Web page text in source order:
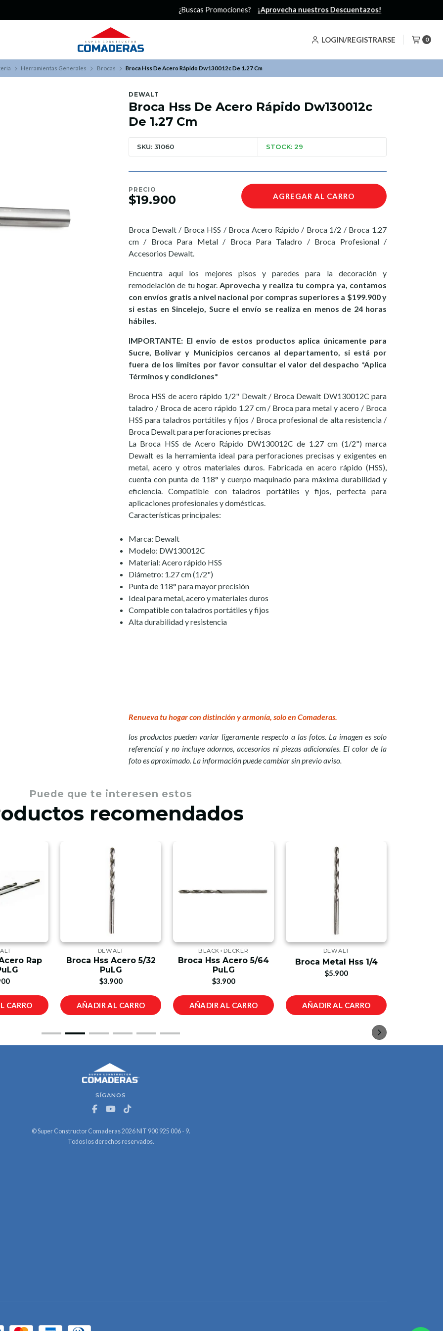
LOGIN/REGISTRARSE 0
¡Aprovecha nuestros Descuentazos!
Herramientas Generales Brocas Broca Hss De Acero Rápido Dw130012c De 1.27 Cm
DEWALT
Broca Hss De Acero Rápido Dw130012c
De 1.27 Cm
SKU: 31060 STOCK: 29
PRECIO
$19.900 AGREGAR AL CARRO
Broca Dewalt / Broca HSS / Broca Acero Rápido / Broca 1/2 / Broca 1.27
cm / Broca Para Metal / Broca Para Taladro / Broca Profesional /
Accesorios Dewalt.
Encuentra aquí los mejores pisos y paredes para la decoración y
remodelación de tu hogar.Aprovecha y realiza tu compra ya, contamos
con envíos gratis a nivel nacional por compras superiores a $199.900 y
si estas en Sincelejo, Sucre el envío se realiza en menos de 24 horas
hábiles.
IMPORTANTE: El envío de estos productos aplica únicamente para
Sucre, Bolívar y Municipios cercanos al departamento, si está por
fuera de los limites por favor consultar el valor del despacho *Aplica
Términos y condiciones*
Broca HSS de acero rápido 1/2" Dewalt / Broca Dewalt DW130012C para
taladro / Broca de acero rápido 1.27 cm / Broca para metal y acero / Broca
HSS para taladros portátiles y fijos / Broca profesional de alta resistencia /
Broca Dewalt para perforaciones precisas
La Broca HSS de Acero Rápido DW130012C de 1.27 cm (1/2") marca
Dewalt es la herramienta ideal para perforaciones precisas y exigentes en
metal, acero y otros materiales duros. Fabricada en acero rápido (HSS),
cuenta con punta de 118° y cuerpo maquinado para máxima durabilidad y
eficiencia. Compatible con taladros portátiles y fijos, perfecta para
aplicaciones profesionales y domésticas.
Características principales:
Marca: Dewalt
Modelo: DW130012C
Material: Acero rápido HSS
Diámetro: 1.27 cm (1/2")
Punta de 118° para mayor precisión
Ideal para metal, acero y materiales duros
Compatible con taladros portátiles y fijos
Alta durabilidad y resistencia
Renueva tu hogar con distinción y armonía, solo en Comaderas.
los productos pueden variar ligeramente respecto a las fotos. La imagen es solo
referencial y no incluye adornos, accesorios ni piezas adicionales. El color de la
foto es aproximado. La información puede cambiar sin previo aviso.
Puede que te interesen estos
recomendados
Rap
CARRO
DEWALT
Broca Hss Acero 5/32
PuLG
$3.900
AÑADIR AL CARRO
BLACK+DECKER
Broca Hss Acero 5/64
PuLG
$3.900
AÑADIR AL CARRO
DEWALT
Broca Metal Hss 1/4
$5.900
AÑADIR AL CARRO
SÍGANOS
© Super Constructor Comaderas 2026 NIT 900 925 006 - 9.
Todos los derechos reservados.